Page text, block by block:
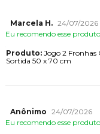
Marcela H. 24/07/2026
Eu recomendo esse
Produto:Jogo 2 Fronhas
Sortida 50 x 70 cm
Anônimo 24/07/2026
Eu recomendo esse